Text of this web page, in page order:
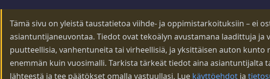
Tämä sivu on yleistä taustatietoa viihde- ja oppimistarkoituksiin – ei
asiantuntijaneuvontaa. Tiedot ovat tekoälyn avustamana laadittuja ja
puutteellisia, vanhentuneita tai virheellisiä, ja yksittäisen auton kunto
enemmän kuin vuosimalli. Tarkista tärkeät tiedot aina asiantuntijalta
lähteestä ja tee päätökset omalla vastuullasi. Lue käyttöehdot ja